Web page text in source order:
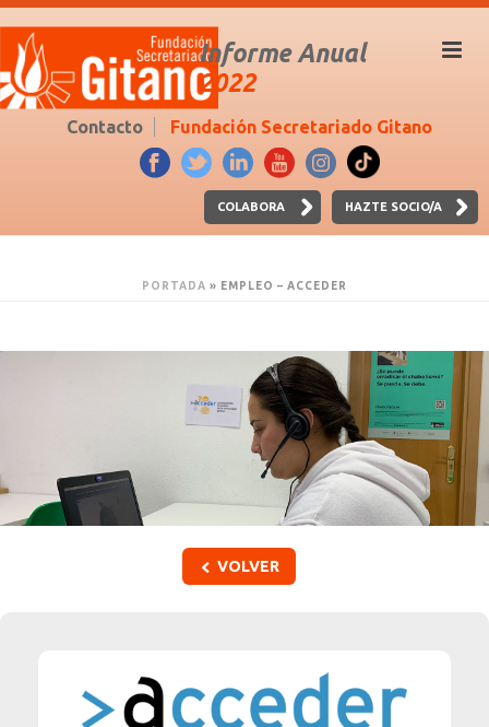
Informe Anual
2022
Contacto Fundación Secretariado Gitano
COLABORA HAZTE SOCIO/A
PORTADA » EMPLEO – ACCEDER
VOLVER